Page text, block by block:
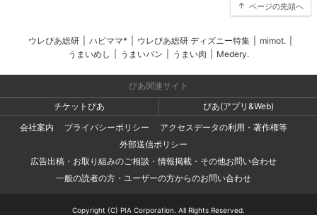
ページの先頭へ
ウレぴあ総研 ハピママ* ウレぴあ総研 ディズニー特集 mimot.
うまいめし
うまいパン うまい肉 Medery.
ぴあ関連サイト
チケットぴあ
ぴあ(アプリ&Web)
会社案内
プライバシーポリシー
アクセスデータの利用・著作権等
外部送信ポリシー
広告出稿・お取り組みのご相談・情報掲載・その他お問い合わせ
一般の読者の方・ユーザーの方からのお問い合わせ
Copyright (C) PIA Corporation. All Rights Reserved.